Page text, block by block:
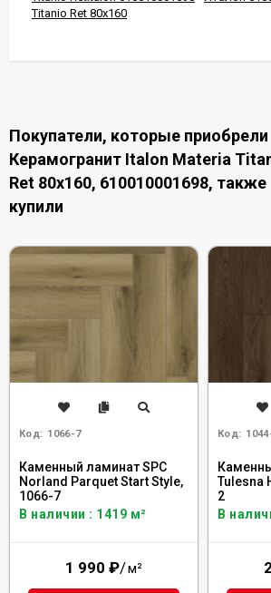
Titanio Ret 80x160
Покупатели, которые приобрели
Керамогранит Italon Materia
Ret 80x160, 610010001698, также
купили
Код: 1066-7
Каменный ламинат SPC
Norland Parquet Start Style,
1066-7
В наличии : 1419 м²
1 990 ₽/м²
Код:
Tulesna
2
В